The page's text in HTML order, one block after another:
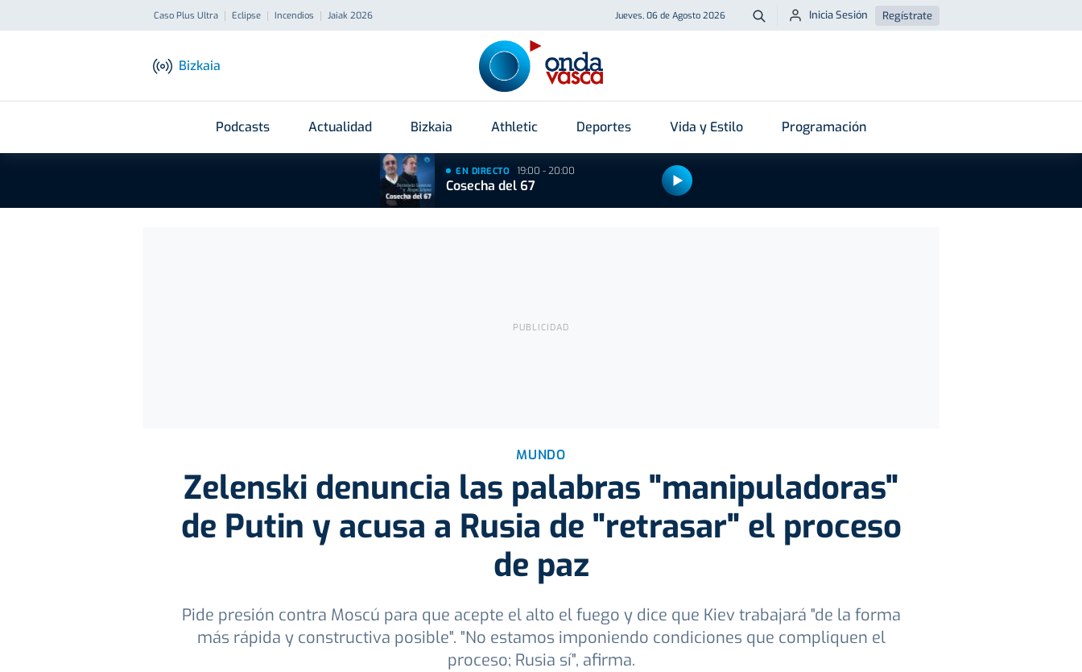
Caso Plus Ultra Eclipse Incendios Jaiak 2026 Jueves, 06 de Agosto 2026 Buscar
Inicia Sesión Regístrate
Bizkaia
Podcasts Actualidad Bizkaia Athletic Deportes Vida y Estilo Programación
EN DIRECTO 19:00 - 20:00
Cosecha del 67
MUNDO
Zelenski denuncia las palabras "manipuladoras"
de Putin y acusa a Rusia de "retrasar" el proceso
de paz
Pide presión contra Moscú para que acepte el alto el fuego y dice que Kiev trabajará "de la forma
más rápida y constructiva posible". "No estamos imponiendo condiciones que compliquen el
proceso; Rusia sí", afirma.